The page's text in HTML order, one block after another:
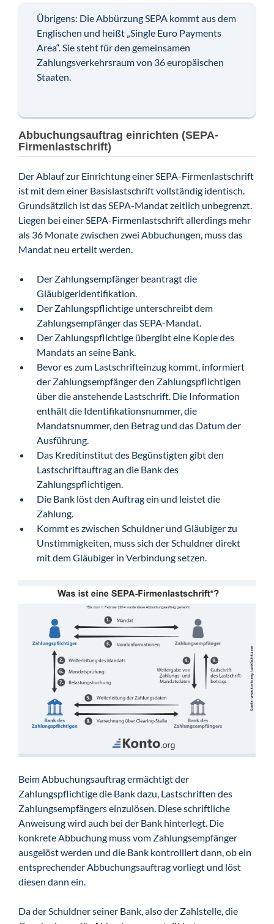
Übrigens: Die Abbürzung SEPA kommt aus dem
Englischen und heißt „Single Euro Payments
Area“. Sie steht für den gemeinsamen
Zahlungsverkehrsraum von 36 europäischen
Staaten.
Abbuchungsauftrag einrichten (SEPA-
Firmenlastschrift)
Der Ablauf zur Einrichtung einer SEPA-Firmenlastschrift
ist mit dem einer Basislastschrift vollständig identisch.
Grundsätzlich ist das SEPA-Mandat zeitlich unbegrenzt.
Liegen bei einer SEPA-Firmenlastschrift allerdings mehr
als 36 Monate zwischen zwei Abbuchungen, muss das
Mandat neu erteilt werden.
Der Zahlungsempfänger beantragt die
Gläubigeridentifikation.
Der Zahlungspflichtige unterschreibt dem
Zahlungsempfänger das SEPA-Mandat.
Der Zahlungspflichtige übergibt eine Kopie des
Mandats an seine Bank.
Bevor es zum Lastschrifteinzug kommt, informiert
der Zahlungsempfänger den Zahlungspflichtigen
über die anstehende Lastschrift. Die Information
enthält die Identifikationsnummer, die
Mandatsnummer, den Betrag und das Datum der
Ausführung.
Das Kreditinstitut des Begünstigten gibt den
Lastschriftauftrag an die Bank des
Zahlungspflichtigen.
Die Bank löst den Auftrag ein und leistet die
Zahlung.
Kommt es zwischen Schuldner und Gläubiger zu
Unstimmigkeiten, muss sich der Schuldner direkt
mit dem Gläubiger in Verbindung setzen.
Beim Abbuchungsauftrag ermächtigt der
Zahlungspflichtige die Bank dazu, Lastschriften des
Zahlungsempfängers einzulösen. Diese schriftliche
Anweisung wird auch bei der Bank hinterlegt. Die
konkrete Abbuchung muss vom Zahlungsempfänger
ausgelöst werden und die Bank kontrolliert dann, ob ein
entsprechender Abbuchungsauftrag vorliegt und löst
diesen dann ein.
Da der Schuldner seiner Bank, also der Zahlstelle, die